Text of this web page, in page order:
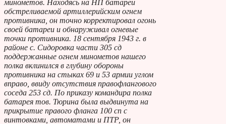
минометов. Находясь на НП батареи
обстреливаемой артиллерийским огнем
противника, он точно корректировал огонь
своей батареи и обнаруживал огневые
точки противника. 18 сентября 1943 г. в
районе с. Сидоровка части 305 сд
поддержанные огнем минометов нашего
полка вклинился в глубину обороны
противника на стыках 69 и 53 армии углом
вправо, ввиду отсутствия правофлангового
соседа 253 сд. По приказу командира полка
батарея тов. Тюрина была выдвинута на
прикрытие правого фланга 100 сп с
винтовками, автоматами и ПТР, он